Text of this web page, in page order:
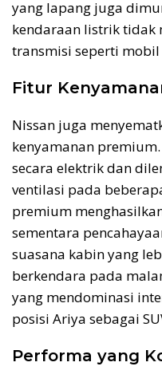
yang lapang juga
kendaraan listrik tidak
transmisi seperti
Fitur
Nissan juga
kenyamanan
secara elektrik dan
ventilasi pada
premium
sementara
suasana kabin yang
berkendara pada
yang mendominasi
posisi Ariya sebagai
Performa yang